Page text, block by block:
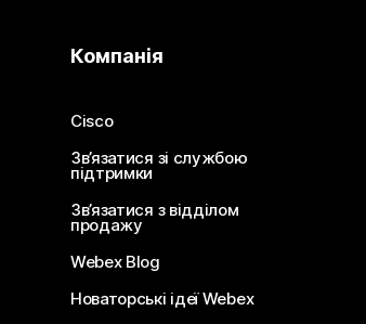
Компанія
Cisco
Зв’язатися зі службою
підтримки
Зв’язатися з відділом
продажу
Webex Blog
Новаторські ідеї Webex